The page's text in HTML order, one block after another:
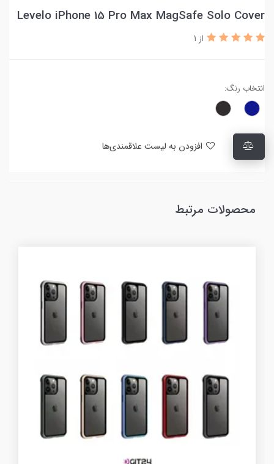
Levelo iPhone 15 Pro Max MagSafe Solo Cover
از 1
انتخاب رنگ:
محصولات مرتبط